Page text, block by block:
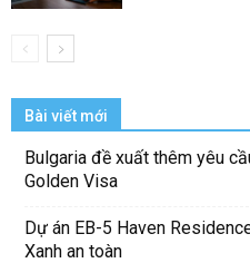
Bài viết mới
Bulgaria đề xuất thêm yêu
Golden Visa
Dự án EB-5 Haven
Xanh an toàn